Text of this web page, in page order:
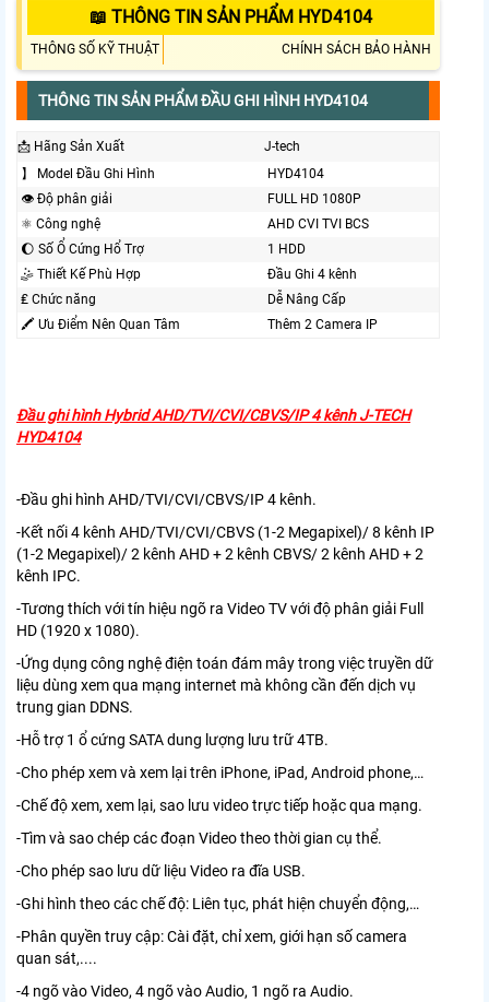
📖 THÔNG TIN SẢN PHẨM HYD4104
THÔNG SỐ KỸ THUẬT CHÍNH SÁCH BẢO HÀNH
THÔNG TIN SẢN PHẨM ĐẦU GHI HÌNH HYD4104
📩 Hãng Sản Xuất
J-tech
】 Model Đầu Ghi Hình
HYD4104
👁 Độ phân giải
FULL HD 1080P
⚛️ Công nghệ
AHD CVI TVI BCS
🌔 Số Ổ Cứng Hổ Trợ
1 HDD
🤹 Thiết Kế Phù Hợp
Đầu Ghi 4 kênh
₤ Chức năng
Dễ Nâng Cấp
🖍 Ưu Điểm Nên Quan Tâm
Thêm 2 Camera IP
Đầu ghi hình Hybrid AHD/TVI/CVI/CBVS/IP 4 kênh J-TECH
HYD4104
-Đầu ghi hình AHD/TVI/CVI/CBVS/IP 4 kênh.
-Kết nối 4 kênh AHD/TVI/CVI/CBVS (1-2 Megapixel)/ 8 kênh IP
(1-2 Megapixel)/ 2 kênh AHD + 2 kênh CBVS/ 2 kênh AHD + 2
kênh IPC.
-Tương thích với tín hiệu ngõ ra Video TV với độ phân giải Full
HD (1920 x 1080).
-Ứng dụng công nghệ điện toán đám mây trong việc truyền dữ
liệu dùng xem qua mạng internet mà không cần đến dịch vụ
trung gian DDNS.
-Hỗ trợ 1 ổ cứng SATA dung lượng lưu trữ 4TB.
-Cho phép xem và xem lại trên iPhone, iPad, Android phone,…
-Chế độ xem, xem lại, sao lưu video trực tiếp hoặc qua mạng.
-Tìm và sao chép các đoạn Video theo thời gian cụ thể.
-Cho phép sao lưu dữ liệu Video ra đĩa USB.
-Ghi hình theo các chế độ: Liên tục, phát hiện chuyển động,…
-Phân quyền truy cập: Cài đặt, chỉ xem, giới hạn số camera
quan sát,....
-4 ngõ vào Video, 4 ngõ vào Audio, 1 ngõ ra Audio.